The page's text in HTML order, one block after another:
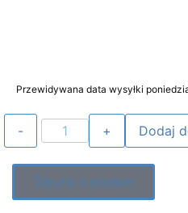
Przewidywana data wysyłki
Dodaj
Zapytaj o produkt